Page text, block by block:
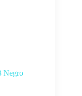
Negro